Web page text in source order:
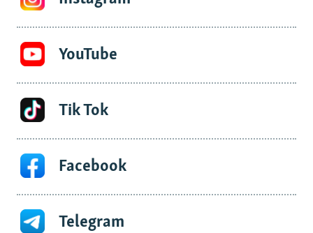
YouTube
Tik Tok
Facebook
Telegram